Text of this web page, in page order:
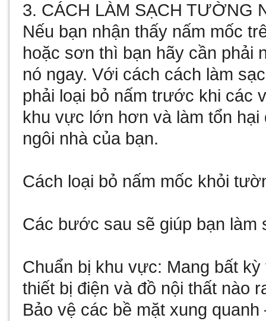
3. CÁCH LÀM SẠCH TƯỜNG
Nếu bạn nhận thấy nấm mốc
hoặc sơn thì bạn hãy cần phải
nó ngay. Với cách cách làm
phải loại bỏ nấm trước khi các
khu vực lớn hơn và làm tổn
ngôi nhà của bạn.
Cách loại bỏ nấm mốc khỏi
Các bước sau sẽ giúp bạn
Chuẩn bị khu vực: Mang bất
thiết bị điện và đồ nội thất nào
Bảo vệ các bề mặt xung